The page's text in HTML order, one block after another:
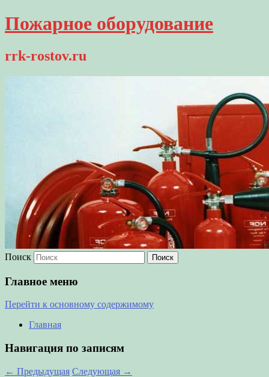
Пожарное оборудование
rrk-rostov.ru
Поиск
Главное меню
Перейти к основному содержимому
Главная
Навигация по записям
← Предыдущая Следующая →